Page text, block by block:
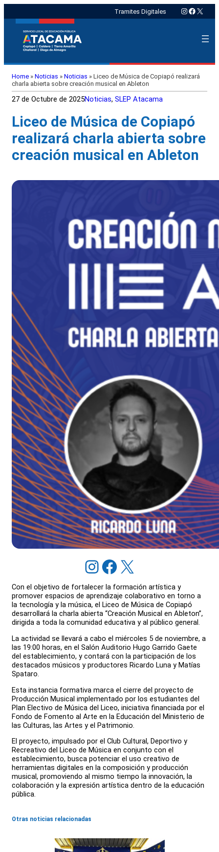
Tramites Digitales Instagram
X
Home » Noticias » Noticias » Liceo de Música de Copiapó realizará
charla abierta sobre creación musical en Ableton
27 de Octubre de 2025Noticias, SLEP Atacama
Liceo de Música de Copiapó
realizará charla abierta sobre
creación musical en Ableton
Instagram Facebook X
Con el objetivo de fortalecer la formación artística y
promover espacios de aprendizaje colaborativo en torno a
la tecnología y la música, el Liceo de Música de Copiapó
desarrollará la charla abierta “Creación Musical en Ableton”,
dirigida a toda la comunidad educativa y al público general.
La actividad se llevará a cabo el miércoles 5 de noviembre, a
las 19:00 horas, en el Salón Auditorio Hugo Garrido Gaete
del establecimiento, y contará con la participación de los
destacados músicos y productores Ricardo Luna y Matías
Spataro.
Esta instancia formativa marca el cierre del proyecto de
Producción Musical implementado por los estudiantes del
Plan Electivo de Música del Liceo, iniciativa financiada por el
Fondo de Fomento al Arte en la Educación del Ministerio de
las Culturas, las Artes y el Patrimonio.
El proyecto, impulsado por el Club Cultural, Deportivo y
Recreativo del Liceo de Música en conjunto con el
establecimiento, busca potenciar el uso creativo de
herramientas digitales en la composición y producción
musical, promoviendo al mismo tiempo la innovación, la
colaboración y la expresión artística dentro de la educación
pública.
Otras noticias relacionadas